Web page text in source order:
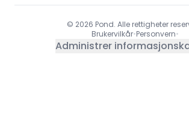
© 2026 Pond. Alle rettigheter
Brukervilkår•Personvern•
Administrer